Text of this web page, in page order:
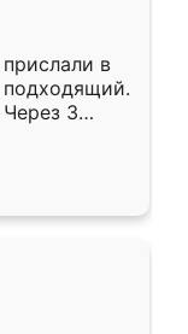
в
подходящий.
3